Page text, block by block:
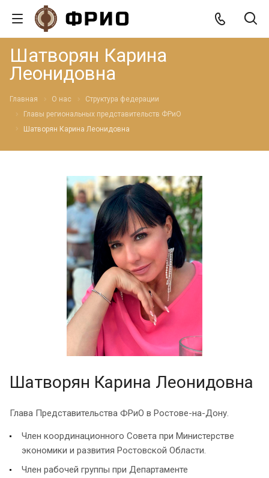
Шатворян Карина
Леонидовна
Главная О нас
Структура федерации
Главы региональных представительств ФРиО
Шатворян Карина Леонидовна
Шатворян Карина Леонидовна
Глава Представительства ФРиО в Ростове-на-Дону.
Член координационного Совета при Министерстве
экономики и развития Ростовской Области.
Член рабочей группы при Департаменте